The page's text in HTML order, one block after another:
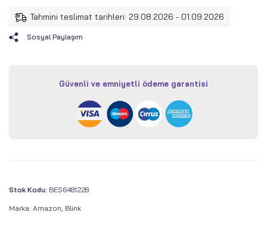
Tahmini teslimat tarihleri: 29.08.2026 - 01.09.2026
Sosyal Paylaşım
Güvenli ve emniyetli ödeme garantisi
Stok Kodu: BES6481228
Marka: Amazon Blink